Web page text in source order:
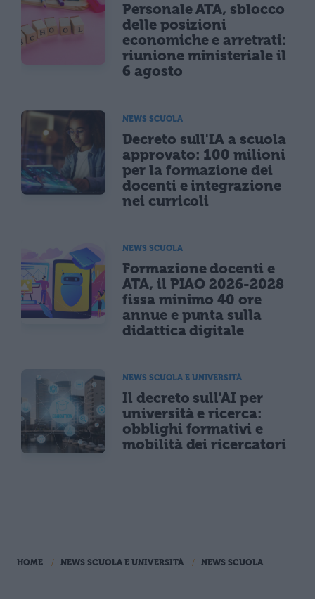
Personale ATA, sblocco
delle posizioni
economiche e arretrati:
riunione ministeriale il
6 agosto
NEWS SCUOLA
Decreto sull'IA a scuola
approvato: 100 milioni
per la formazione dei
docenti e integrazione
nei curricoli
NEWS SCUOLA
Formazione docenti e
ATA, il PIAO 2026-2028
fissa minimo 40 ore
annue e punta sulla
didattica digitale
NEWS SCUOLA E UNIVERSITÀ
Il decreto sull'AI per
università e ricerca:
obblighi formativi e
mobilità dei ricercatori
HOME NEWS SCUOLA E UNIVERSITÀ NEWS SCUOLA